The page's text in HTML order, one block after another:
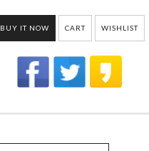
BUY IT NOW CART WISHLIST